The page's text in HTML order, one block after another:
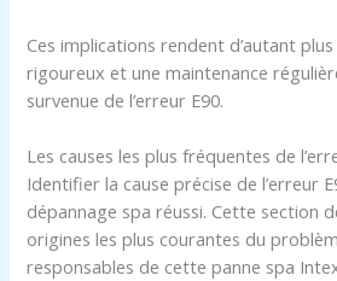
Ces implications rendent d’autant
rigoureux et une maintenance
survenue de l’erreur E90.
Les causes les plus fréquentes de
Identifier la cause précise de l’erreur
dépannage spa réussi. Cette section
origines les plus courantes du
responsables de cette panne spa